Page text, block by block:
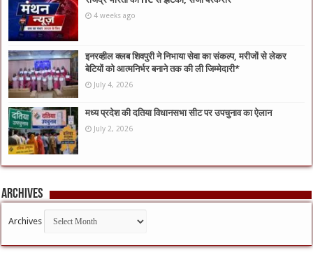
4 weeks ago
इनरव्हील क्लब शिवपुरी ने निभाया सेवा का संकल्प, मरीजों से लेकर
बेटियों को आत्मनिर्भर बनाने तक की ली जिम्मेदारी*
July 4, 2026
मध्य प्रदेश की दतिया विधानसभा सीट पर उपचुनाव का ऐलान
July 2, 2026
Archives
Archives